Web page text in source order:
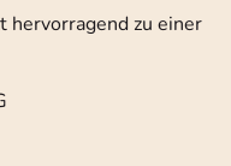
hervorragend zu einer